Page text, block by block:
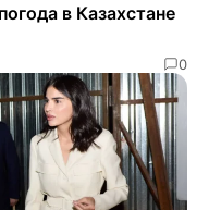
в Казахстане
0